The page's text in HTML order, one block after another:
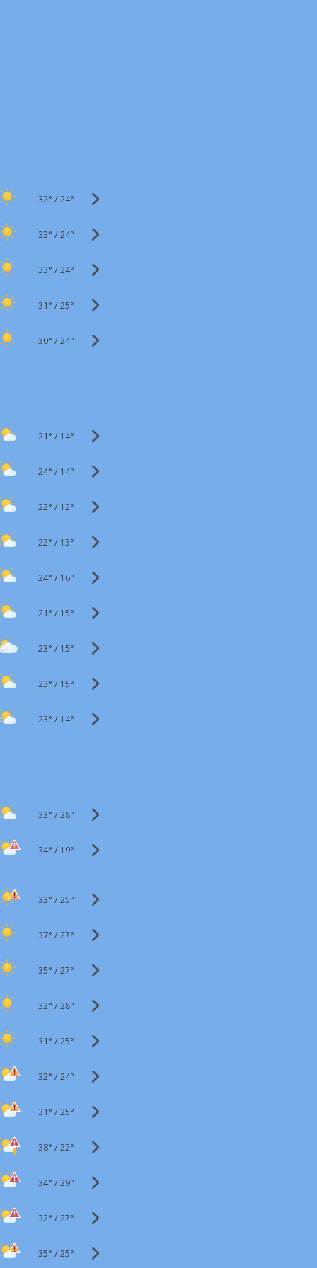
32° /24°
33° /24°
33° /24°
31° /25°
30° /24°
21° / 14°
24° / 14°
22° / 12°
22° / 13°
24° / 16°
21° / 15°
23° / 15°
23° / 15°
23° / 14°
33° /28°
34° / 19°
33° /25°
37° /27°
35° /27°
32° /28°
31° /25°
32° /24°
31° /25°
38° /22°
34° /29°
32° /27°
35° /25°